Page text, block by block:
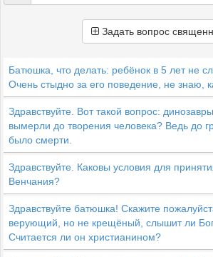
Задать вопрос
Батюшка, что делать: ребёнок в 5 лет не
Очень стыдно за его поведение, не знаю,
Здравствуйте. Вот такой вопрос:
вымерли до творения человека? Ведь до
было смерти.
Здравствуйте. Каковы условия для
Венчания?
Здравствуйте батюшка! Скажите
верующий, но не крещёный, слышит ли
Считается ли он христианином?